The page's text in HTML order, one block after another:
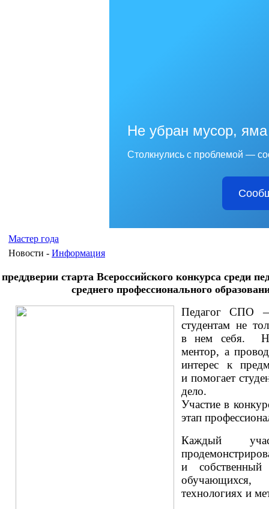
Не убран мусор,
Столкнулись с проблемой —
Мастер года
Новости - Информация
старта Всероссийского конкурса среди
среднего профессионального
Педагог СПО —
студентам не
в нем себя.
ментор, а
интерес к
и помогает
дело.
Участие в
этап
Каждый
и
технологиях и